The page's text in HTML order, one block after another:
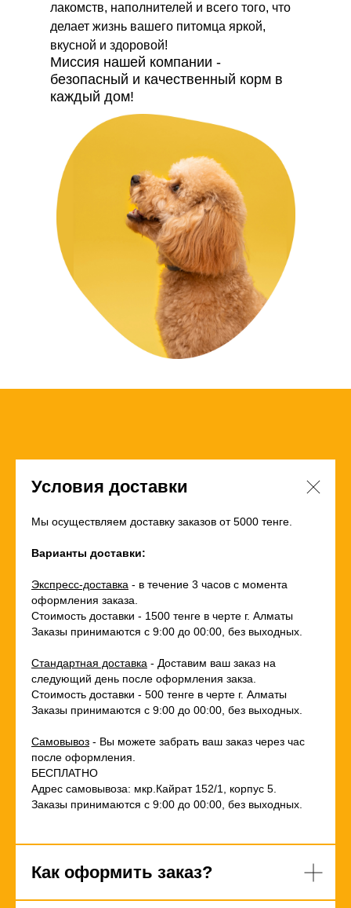
лакомств, наполнителей и всего того, что
делает жизнь вашего питомца яркой,
вкусной и здоровой!
Миссия нашей компании -
безопасный и качественный корм в
каждый дом!
Условия доставки
Мы осуществляем доставку заказов от 5000 тенге.
Варианты доставки:
Экспресс-доставка - в течение 3 часов с момента
оформления заказа.
Стоимость доставки - 1500 тенге в черте г. Алматы
Заказы принимаются с 9:00 до 00:00, без выходных.
Стандартная доставка - Доставим ваш заказ на
следующий день после оформления закза.
Стоимость доставки - 500 тенге в черте г. Алматы
Заказы принимаются с 9:00 до 00:00, без выходных.
Самовывоз - Вы можете забрать ваш заказ через час
после оформления.
БЕСПЛАТНО
Адрес самовывоза: мкр.Кайрат 152/1, корпус 5.
Заказы принимаются с 9:00 до 00:00, без выходных.
Как оформить заказ?